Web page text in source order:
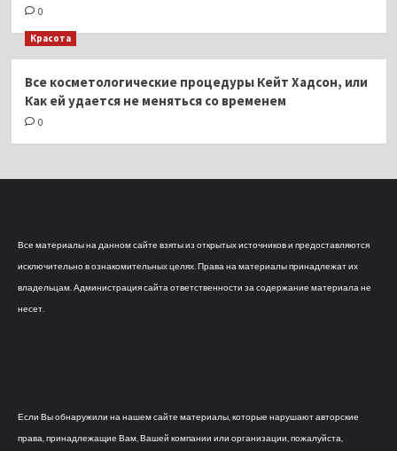
0
Красота
Все косметологические процедуры Кейт Хадсон, или
Как ей удается не меняться со временем
0
Все материалы на данном сайте взяты из открытых источников и предоставляются
исключительно в ознакомительных целях. Права на материалы принадлежат их
владельцам. Администрация сайта ответственности за содержание материала не
несет.
Если Вы обнаружили на нашем сайте материалы, которые нарушают авторские
права, принадлежащие Вам, Вашей компании или организации, пожалуйста,